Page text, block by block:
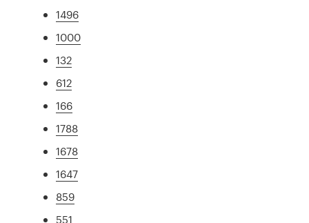
1496
1000
132
612
166
1788
1678
1647
859
551